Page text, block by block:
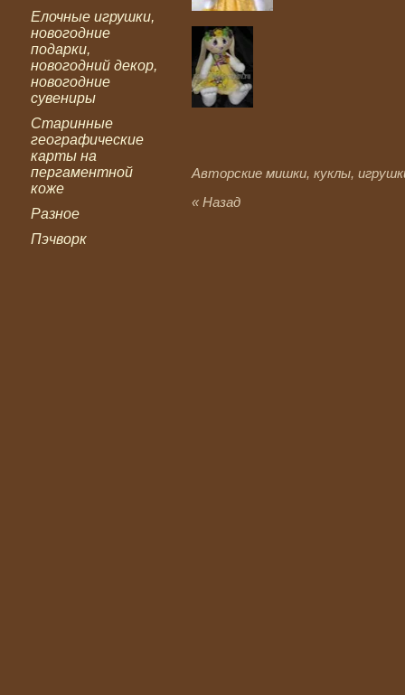
Елочные игрушки,
новогодние
подарки,
новогодний декор,
новогодние
сувениры
Старинные
географические
карты на
пергаментной
коже
Разное
Пэчворк
Авторские мишки, куклы,
« Назад